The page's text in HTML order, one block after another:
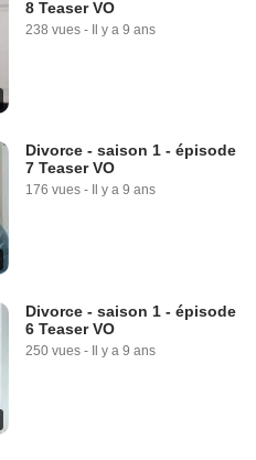
8 Teaser VO
238 vues - Il y a 9 ans
Divorce - saison 1 - épisode
7 Teaser VO
176 vues - Il y a 9 ans
Divorce - saison 1 - épisode
6 Teaser VO
250 vues - Il y a 9 ans